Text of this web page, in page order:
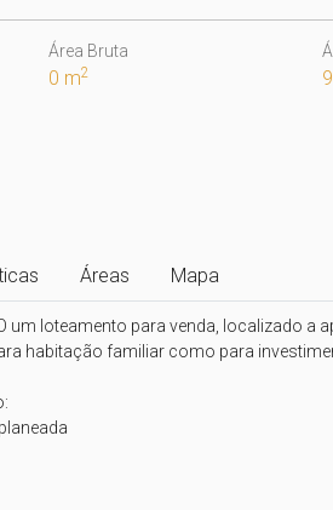
Área Bruta
0 m2
Áreas Mapa
um loteamento para venda, localizado
habitação familiar como para